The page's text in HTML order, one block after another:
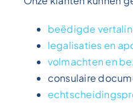
beëdigde
legalisaties en
volmachten en
consulaire